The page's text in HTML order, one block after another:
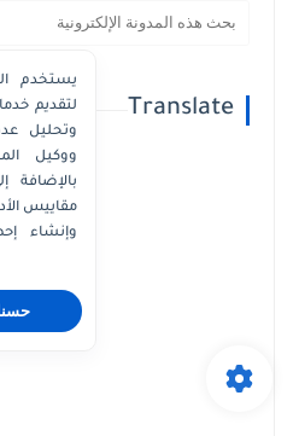
Translate
يستخدم
وتحليل
مقاييس
وإنشاء